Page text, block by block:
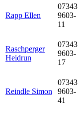
Rapp Ellen
07343
9603-
11
Raschperger
Heidrun
07343
9603-
17
Reindle Simon
07343
9603-
41